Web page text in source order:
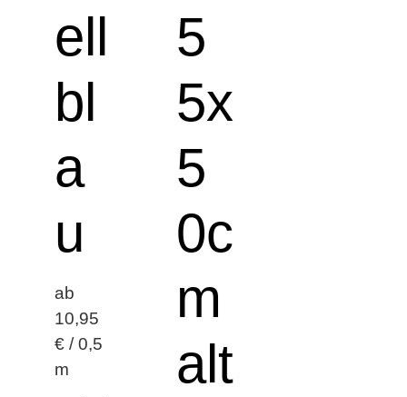
ell
bl
a
u
ab
10,95
€ / 0,5
m
5
5x
5
0c
m
alt